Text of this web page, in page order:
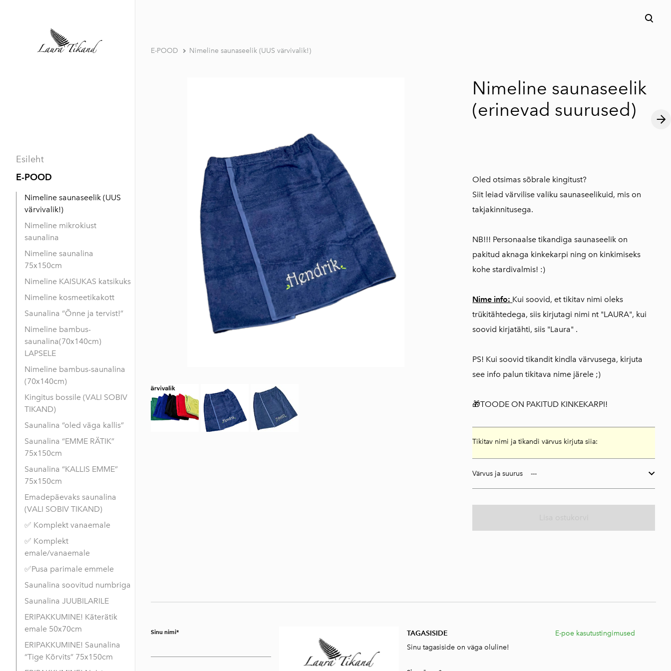
Esileht
E-POOD
Nimeline saunaseelik (UUS
värvivalik!)
Nimeline mikrokiust
saunalina
Nimeline saunalina
75x150cm
Nimeline KAISUKAS katsikuks
Nimeline kosmeetikakott
Saunalina “Õnne ja tervist!”
Nimeline bambus-
saunalina(70x140cm)
LAPSELE
Nimeline bambus-saunalina
(70x140cm)
Kingitus bossile (VALI SOBIV
TIKAND)
Saunalina “oled väga kallis”
Saunalina “EMME RÄTIK”
75x150cm
Saunalina “KALLIS EMME”
75x150cm
Emadepäevaks saunalina
(VALI SOBIV TIKAND)
✅ Komplekt vanaemale
✅ Komplekt
emale/vanaemale
✅Pusa parimale emmele
Saunalina soovitud numbriga
Saunalina JUUBILARILE
ERIPAKKUMINE! Käterätik
emale 50x70cm
ERIPAKKUMINE! Saunalina
“Tige Kõrvits” 75x150cm
E-POOD Nimeline saunaseelik (UUS värvivalik!)
Nimeline saunaseelik
(erinevad suurused)
Oled otsimas sõbrale kingitust?
Siit leiad värvilise valiku saunaseelikuid, mis on
takjakinnitusega.
NB!!! Personaalse tikandiga saunaseelik on
pakitud aknaga kinkekarpi ning on kinkimiseks
kohe stardivalmis! :)
Nime info: Kui soovid, et tikitav nimi oleks
trükitähtedega, siis kirjutagi nimi nt "LAURA", kui
soovid kirjatähti, siis "Laura" .
PS! Kui soovid tikandit kindla värvusega, kirjuta
see info palun tikitava nime järele ;)
🎁TOODE ON PAKITUD KINKEKARPI!
Tikitav nimi ja tikandi värvus kirjuta siia:
Värvus ja suurus
Sinu nimi
TAGASISIDE
Sinu tagasiside on väga oluline!
E-poe kasutustingimused